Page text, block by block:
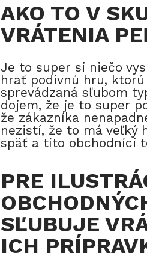
AKO TO V
VRÁTENIA
Je to super si niečo
hrať podivnú hru,
sprevádzaná sľubom
dojem, že je to super
že zákazníka
nezistí, že to má veľký
späť a títo obchodníci
PRE
SĽUBUJE
ICH